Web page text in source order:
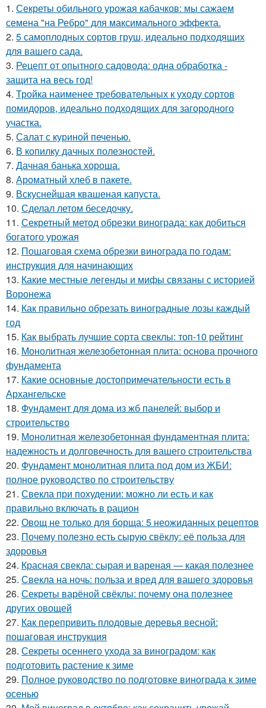
1. Секреты обильного урожая кабачков: мы сажаем
семена "на Ребро" для максимального эффекта.
2. 5 самоплодных сортов груш, идеально подходящих
для вашего сада.
3. Рецепт от опытного садовода: одна обработка -
защита на весь год!
4. Тройка наименее требовательных к уходу сортов
помидоров, идеально подходящих для загородного
участка.
5. Салат с куриной печенью.
6. В копилку дачных полезностей.
7. Дачная банька хороша.
8. Ароматный хлеб в пакете.
9. Вскуснейшая квашеная капуста.
10. Сделал летом беседочку.
11. Секретный метод обрезки винограда: как добиться
богатого урожая
12. Пошаговая схема обрезки винограда по годам:
инструкция для начинающих
13. Какие местные легенды и мифы связаны с историей
Воронежа
14. Как правильно обрезать виноградные лозы каждый
год
15. Как выбрать лучшие сорта свеклы: топ-10 рейтинг
16. Монолитная железобетонная плита: основа прочного
фундамента
17. Какие основные достопримечательности есть в
Архангельске
18. Фундамент для дома из жб панелей: выбор и
строительство
19. Монолитная железобетонная фундаментная плита:
надежность и долговечность для вашего строительства
20. Фундамент монолитная плита под дом из ЖБИ:
полное руководство по строительству
21. Свекла при похудении: можно ли есть и как
правильно включать в рацион
22. Овощ не только для борща: 5 неожиданных рецептов
23. Почему полезно есть сырую свёклу: её польза для
здоровья
24. Красная свекла: сырая и вареная — какая полезнее
25. Свекла на ночь: польза и вред для вашего здоровья
26. Секреты варёной свёклы: почему она полезнее
других овощей
27. Как перепривить плодовые деревья весной:
пошаговая инструкция
28. Секреты осеннего ухода за виноградом: как
подготовить растение к зиме
29. Полное руководство по подготовке винограда к зиме
осенью